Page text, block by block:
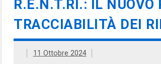
R.E.N.T.RI.: IL NUOVO
TRACCIABILITÀ DEI
11 Ottobre 2024